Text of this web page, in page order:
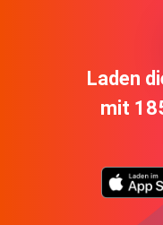
Laden
mit